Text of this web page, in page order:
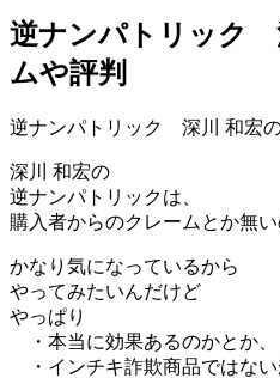
逆ナンパトリック
ムや評判
逆ナンパトリック 深川 和宏
深川 和宏の
逆ナンパトリックは、
購入者からのクレームとか無い
かなり気になっているから
やってみたいんだけど
やっぱり
・本当に効果あるのかとか、
・インチキ詐欺商品ではな